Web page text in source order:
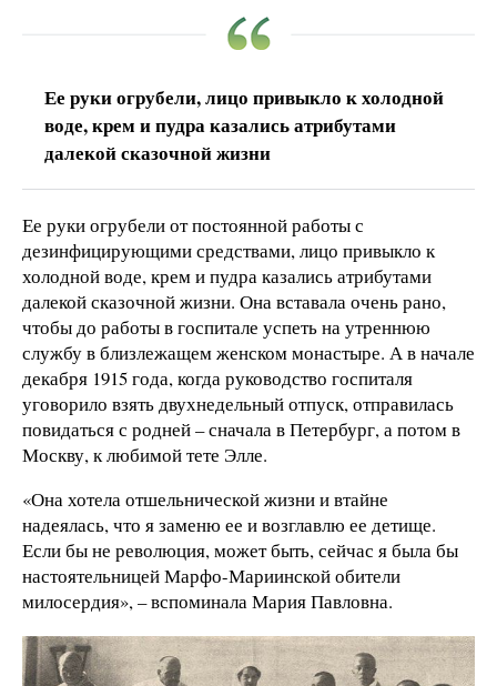
Ее руки огрубели, лицо привыкло к холодной
воде, крем и пудра казались атрибутами
далекой сказочной жизни
Ее руки огрубели от постоянной работы с
дезинфицирующими средствами, лицо привыкло к
холодной воде, крем и пудра казались атрибутами
далекой сказочной жизни. Она вставала очень рано,
чтобы до работы в госпитале успеть на утреннюю
службу в близлежащем женском монастыре. А в начале
декабря 1915 года, когда руководство госпиталя
уговорило взять двухнедельный отпуск, отправилась
повидаться с родней – сначала в Петербург, а потом в
Москву, к любимой тете Элле.
«Она хотела отшельнической жизни и втайне
надеялась, что я заменю ее и возглавлю ее детище.
Если бы не революция, может быть, сейчас я была бы
настоятельницей Марфо-Мариинской обители
милосердия», – вспоминала Мария Павловна.